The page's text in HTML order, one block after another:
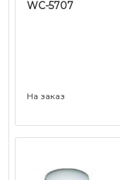
WC-5707
На заказ